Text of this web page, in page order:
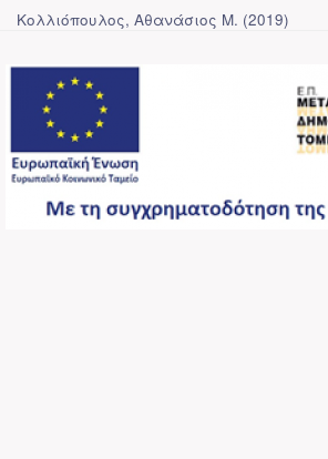
Κολλιόπουλος, Αθανάσιος Μ. (2019)